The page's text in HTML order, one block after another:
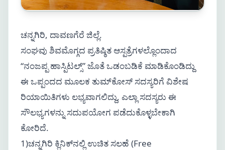
ಚನ್ನಗಿರಿ, ದಾವಣಗೆರೆ ಜಿಲ್ಲೆ.
ಸಂಘವು ಶಿವಮೊಗ್ಗದ ಪ್ರತಿಷ್ಠಿತ ಆಸ್ಪತ್ರೆಗಳಲ್ಲೊಂದಾದ
“ನಂಜಪ್ಪ ಹಾಸ್ಪಿಟಲ್ಸ್” ಜೊತೆ ಒಡಂಬಡಿಕೆ ಮಾಡಿಕೊಂಡಿದ್ದು
ಈ ಒಪ್ಪಂದದ ಮೂಲಕ ತುಮ್‌ಕೋಸ್ ಸದಸ್ಯರಿಗೆ ವಿಶೇಷ
ರಿಯಾಯಿತಿಗಳು ಲಭ್ಯವಾಗಲಿದ್ದು, ಎಲ್ಲಾ ಸದಸ್ಯರು ಈ
ಸೌಲಭ್ಯಗಳನ್ನು ಸದುಪಯೋಗ ಪಡೆದುಕೊಳ್ಳಬೇಕಾಗಿ
ಕೋರಿದೆ.
1)ಚನ್ನಗಿರಿ ಕ್ಲಿನಿಕ್‌ನಲ್ಲಿ ಉಚಿತ ಸಲಹೆ (Free